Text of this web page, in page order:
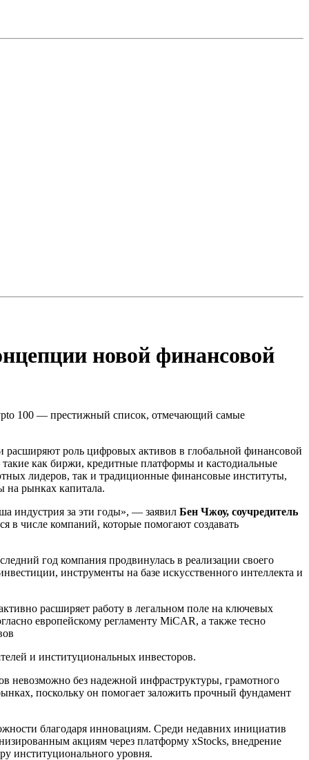
новой финансовой
100 — престижный список, отмечающий самые
роль цифровых активов в глобальной финансовой
как биржи, кредитные платформы и кастодиальные
лидеров, так и традиционные финансовые институты,
на рынках капитала.
индустрия за эти годы», — заявил Бен Чжоу, соучредитель
в числе компаний, которые помогают создавать
год компания продвинулась в реализации своего
инструменты на базе искусственного интеллекта и
расширяет работу в легальном поле на ключевых
европейскому регламенту MiCAR, а также тесно
и институциональных инвесторов.
без надежной инфраструктуры, грамотного
поскольку он помогает заложить прочный фундамент
благодаря инновациям. Среди недавних инициатив
акциям через платформу xStocks, внедрение
институционального уровня.